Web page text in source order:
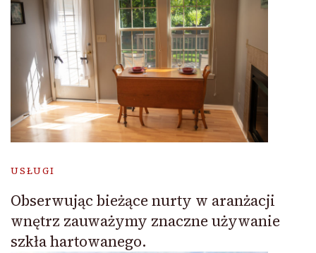
USŁUGI
Obserwując bieżące nurty w aranżacji
wnętrz zauważymy znaczne używanie
szkła hartowanego.